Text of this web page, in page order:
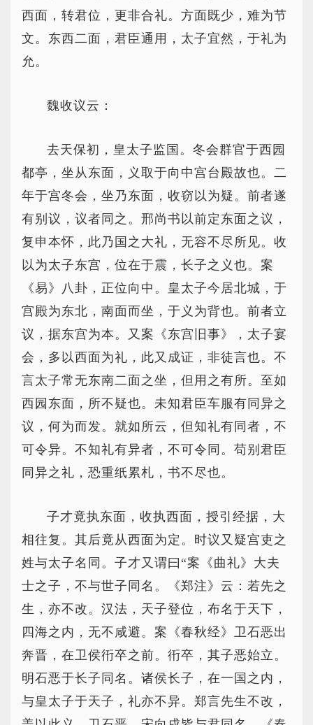
西面，转君位，更非合礼。方面既少，难为节
文。东西二面，君臣通用，太子宜然，于礼为
允。
魏收议云：
去天保初，皇太子监国。冬会群官于西园
都亭，坐从东面，义取于向中宫台殿故也。二
年于宫冬会，坐乃东面，收窃以为疑。前者遂
有别议，议者同之。邢尚书以前定东面之议，
复申本怀，此乃国之大礼，无容不尽所见。收
以为太子东宫，位在于震，长子之义也。案
《易》八卦，正位向中。皇太子今居北城，于
宫殿为东北，南面而坐，于义为背也。前者立
议，据东宫为本。又案《东宫旧事》，太子宴
会，多以西面为礼，此又成证，非徒言也。不
言太子常无东南二面之坐，但用之有所。至如
西园东面，所不疑也。未知君臣车服有同异之
议，何为而发。就如所云，但知礼有同者，不
可令异。不知礼有异者，不可令同。苟别君臣
同异之礼，恐重纸累札，书不尽也。
子才竟执东面，收执西面，授引经据，大
相往复。其后竟从西面为定。时议又疑宫吏之
姓与太子名同。子才又谓曰“案《曲礼》大夫
士之子，不与世子同名。《郑注》云：若先之
生，亦不改。汉法，天子登位，布名于天下，
四海之内，无不咸避。案《春秋经》卫石恶出
奔晋，在卫侯衎卒之前。衎卒，其子恶始立。
明石恶于长子同名。诸侯长子，在一国之内，
与皇太子于天子，礼亦不异。郑言先生不改，